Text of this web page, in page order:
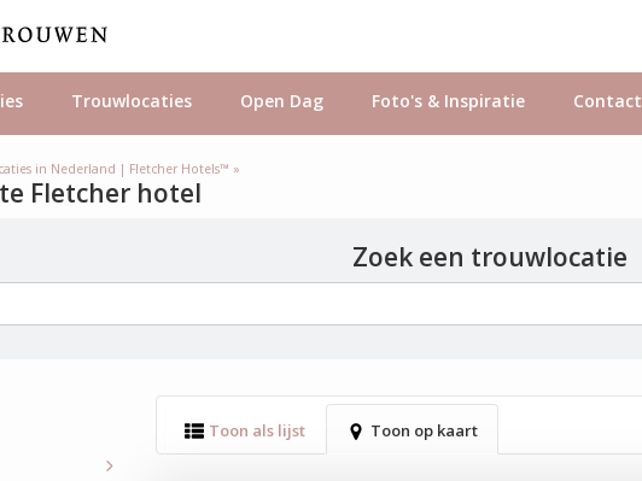
Trouwlocaties Open Dag Foto's & Inspiratie Contact
in Nederland | Fletcher Hotels™ »
Fletcher hotel
Zoek een trouwlocatie
Toon als lijst Toon op kaart